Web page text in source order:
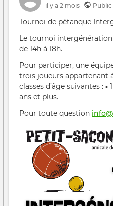
il y a 2 mois Public
Tournoi de pétanque
Le tournoi
de 14h à 18h.
Pour participer, une
trois joueurs appartenant
classes d’âge suivantes : ▪
ans et plus.
Pour toute question